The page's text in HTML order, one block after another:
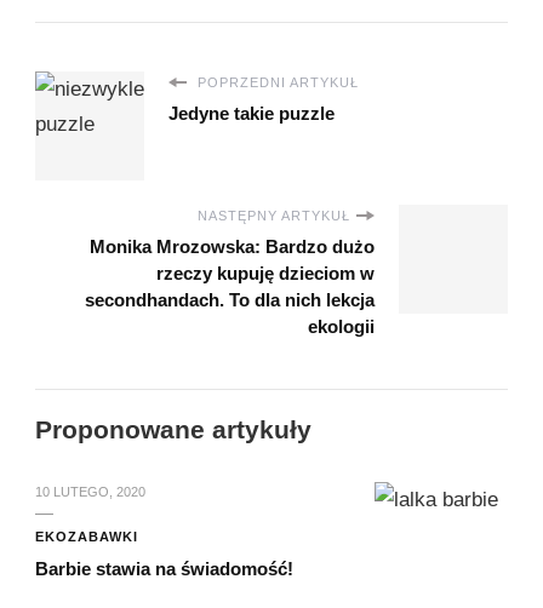
POPRZEDNI ARTYKUŁ
Jedyne takie puzzle
NASTĘPNY ARTYKUŁ
Monika Mrozowska: Bardzo dużo
rzeczy kupuję dzieciom w
secondhandach. To dla nich lekcja
ekologii
Proponowane artykuły
10 LUTEGO, 2020
EKOZABAWKI
Barbie stawia na świadomość!